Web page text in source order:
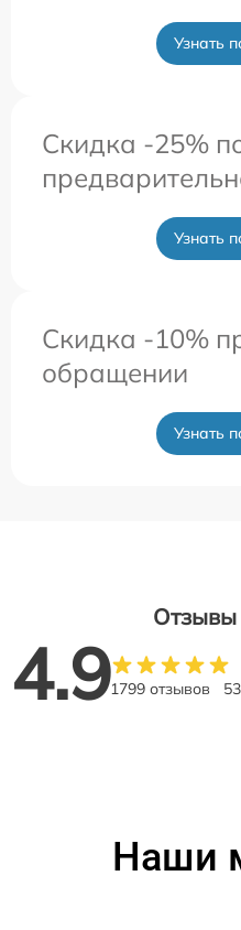
Узнать
Скидка -25%
Узнать
Скидка -10%
обращении
Узнать
Отзывы
4.91799 отзывов
Наши